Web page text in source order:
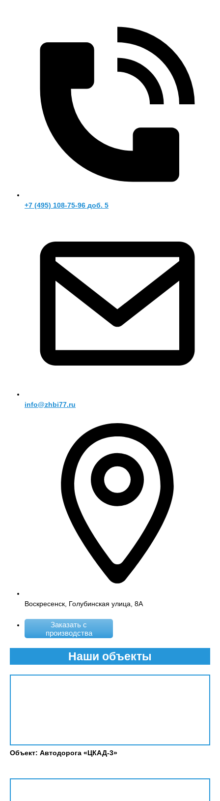
+7 (495) 108-75-96 доб. 5
info@zhbi77.ru
Воскресенск, Голубинская улица, 8А
Заказать с
производства
Наши объекты
Объект: Автодорога «ЦКАД-3»